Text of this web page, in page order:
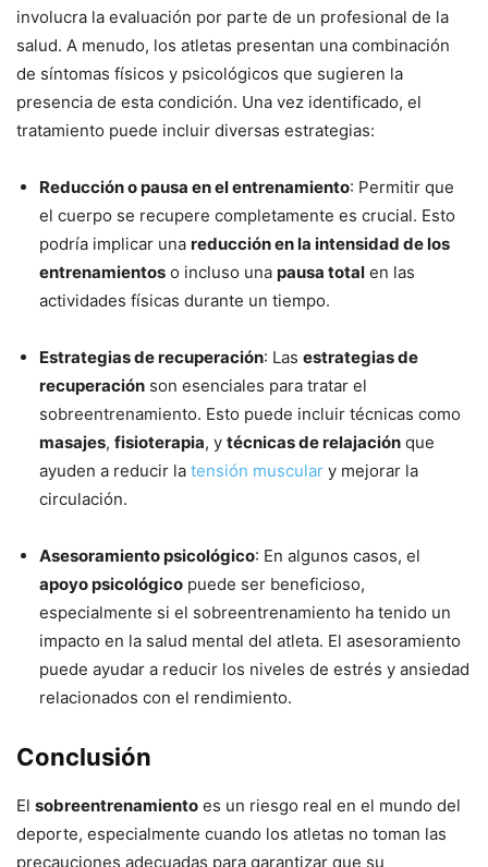
involucra la evaluación por parte de un profesional de la
salud. A menudo, los atletas presentan una combinación
de síntomas físicos y psicológicos que sugieren la
presencia de esta condición. Una vez identificado, el
tratamiento puede incluir diversas estrategias:
Reducción o pausa en el entrenamiento: Permitir que
el cuerpo se recupere completamente es crucial. Esto
podría implicar una reducción en la intensidad de los
entrenamientos o incluso una pausa total en las
actividades físicas durante un tiempo.
Estrategias de recuperación: Las estrategias de
recuperación son esenciales para tratar el
sobreentrenamiento. Esto puede incluir técnicas como
masajes, fisioterapia, y técnicas de relajación que
ayuden a reducir la tensión muscular y mejorar la
circulación.
Asesoramiento psicológico: En algunos casos, el
apoyo psicológico puede ser beneficioso,
especialmente si el sobreentrenamiento ha tenido un
impacto en la salud mental del atleta. El asesoramiento
puede ayudar a reducir los niveles de estrés y ansiedad
relacionados con el rendimiento.
Conclusión
El sobreentrenamiento es un riesgo real en el mundo del
deporte, especialmente cuando los atletas no toman las
precauciones adecuadas para garantizar que su